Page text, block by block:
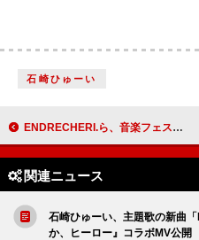
石崎ひゅーい
ENDRECHERI.ら、音楽フェス【ジャイガ】全アーティスト発表
関連ニュース
石崎ひゅーい、主題歌の新曲
か、ヒーロー』コラボMV公開